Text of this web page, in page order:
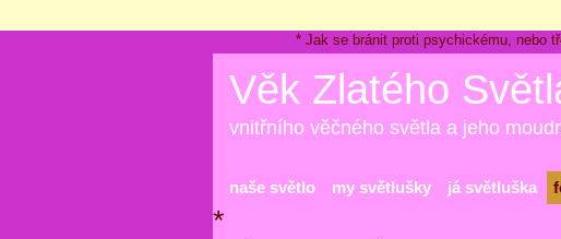
* Jak se bránit proti psychickému, nebo
Věk Zlatého
vnitřního věčného světla a jeho
naše světlo my světlušky já světluška
*